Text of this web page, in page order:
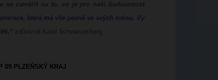
se zaměřit na to, co je pro naši budoucnost
která má vše pevně ve svých rukou. Vy
zdůraznil Karel Schwarzenberg.
09 PLZEŇSKÝ KRAJ